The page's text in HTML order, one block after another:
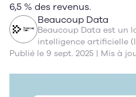
6,5 % des revenus.
Beaucoup Data
Beaucoup Data est un
intelligence artificielle
machine, et en analyse
Depuis 2020, notre
des technologies
Publié le 9 sept. 2025 | Mis à